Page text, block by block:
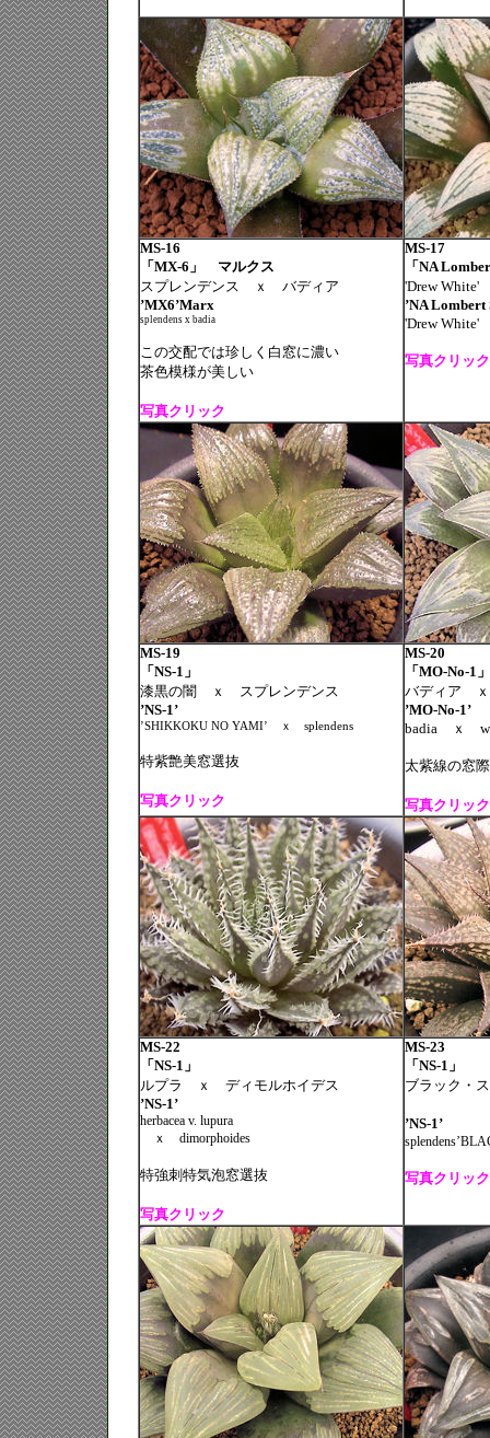
MS-16
「MX-6」 マルクス
スプレンデンス ｘ バディア
’MX6’Marx
splendens x badia
この交配では珍しく白窓に濃い
茶色模様が美しい
写真クリック
MS-17
「NA
'Drew
’NA Lombert
'Drew
写真クリック
MS-19
「NS-1」
漆黒の闇 ｘ スプレンデンス
’NS-1’
’SHIKKOKU NO YAMI’ ｘ splendens
特紫艶美窓選抜
写真クリック
MS-20
「MO-No-1」
バディア
’MO-No-1’
badiaｘ
太紫線の窓
写真クリック
MS-22
「NS-1」
ルプラ ｘ ディモルホイデス
’NS-1’
herbacea v. lupura
ｘ dimorphoides
特強刺特気泡窓選抜
写真クリック
MS-23
「NS-1」
ブラック・
’NS-1’
写真クリック